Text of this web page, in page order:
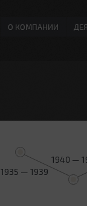
О КОМПАНИИ
1935 — 1939
1940 —